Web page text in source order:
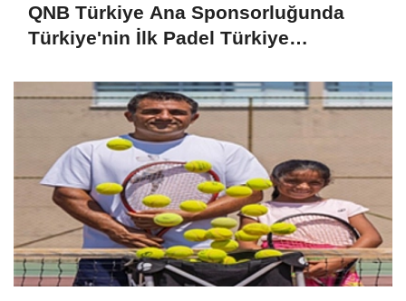
QNB Türkiye Ana Sponsorluğunda
Türkiye'nin İlk Padel Türkiye